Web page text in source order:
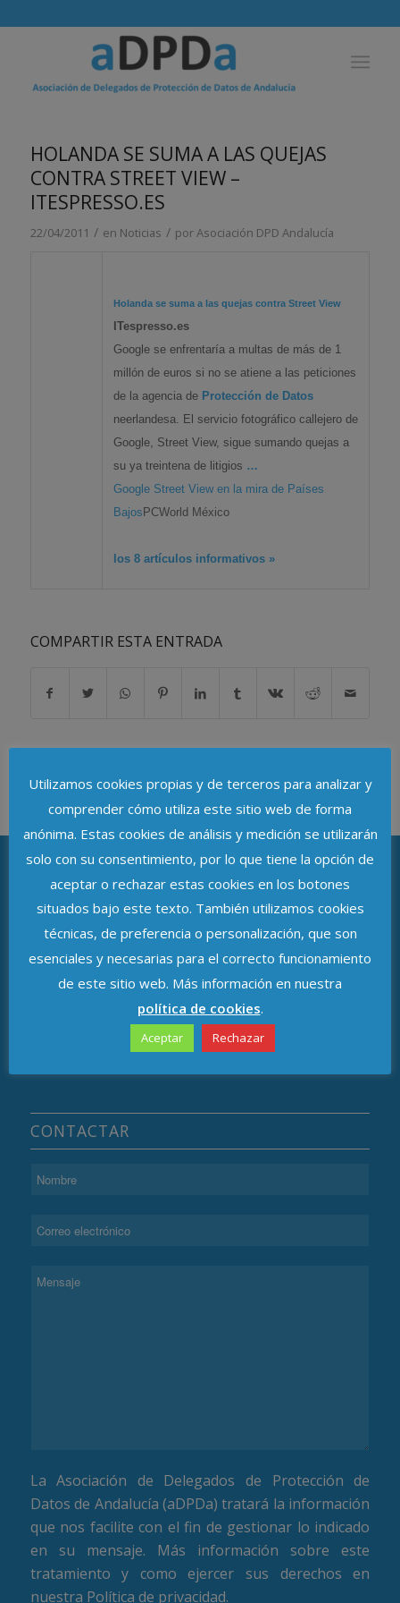
HOLANDA SE SUMA A LAS QUEJAS
CONTRA STREET VIEW –
ITESPRESSO.ES
22/04/2011 / en Noticias / porAsociación DPD Andalucía
Holanda se suma a las quejas contra Street View
ITespresso.es
Google se enfrentaría a multas de más de 1
millón de euros si no se atiene a las peticiones
de la agencia de Protección de Datos
neerlandesa. El servicio fotográfico callejero de
Google, Street View, sigue sumando quejas a
su ya treintena de litigios …
Google Street View en la mira de Países
Bajos PCWorld México
los 8 artículos informativos »
COMPARTIR ESTA ENTRADA
ASOCIACIÓN DE DELEGADOS DE
PROTECCIÓN DE DATOS DE ANDALUCÍA
Avenida de República Argentina, n.º 37
C.P. 41011, Sevilla
CONTACTAR
La Asociación de Delegados de Protección de
Datos de Andalucía (aDPDa) tratará la información
que nos facilite con el fin de gestionar lo indicado
en su mensaje. Más información sobre este
tratamiento y como ejercer sus derechos en
nuestra Política de privacidad.
Utilizamos cookies propias y de terceros para analizar y
comprender cómo utiliza este sitio web de forma
anónima. Estas cookies de análisis y medición se utilizarán
solo con su consentimiento, por lo que tiene la opción de
aceptar o rechazar estas cookies en los botones
situados bajo este texto. También utilizamos cookies
técnicas, de preferencia o personalización, que son
esenciales y necesarias para el correcto funcionamiento
de este sitio web. Más información en nuestra
política de cookies.
Aceptar Rechazar